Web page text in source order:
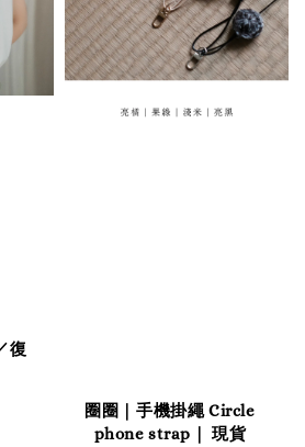
復
圈圈｜手機掛繩 Circle
phone strap｜ 現貨